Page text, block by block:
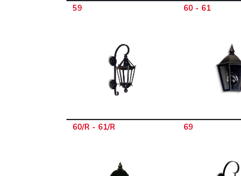
59 60 - 61
60/R - 61/R 69